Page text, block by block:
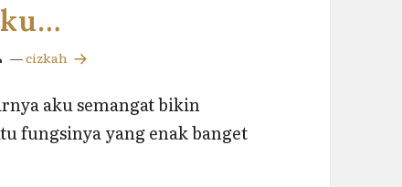
—cizkah
aku semangat bikin
fungsinya yang enak banget